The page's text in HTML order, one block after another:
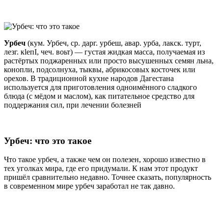
Урбеч (кум. Урбеч, ср. дарг. урбеш, авар. урба, лакск. турт,
лезг. кӏепI, чеч. воьт) — густая жидкая масса, получаемая из
растёртых поджаренных или просто высушенных семян льна,
конопли, подсолнуха, тыквы, абрикосовых косточек или
орехов. В традиционной кухне народов Дагестана
используется для приготовления одноимённого сладкого
блюда (с мёдом и маслом), как питательное средство для
поддержания сил, при лечении болезней
Урбеч: что это такое
Что такое урбеч, а также чем он полезен, хорошо известно в
тех уголках мира, где его придумали. К нам этот продукт
пришёл сравнительно недавно. Точнее сказать, популярность
в современном мире урбеч заработал не так давно.